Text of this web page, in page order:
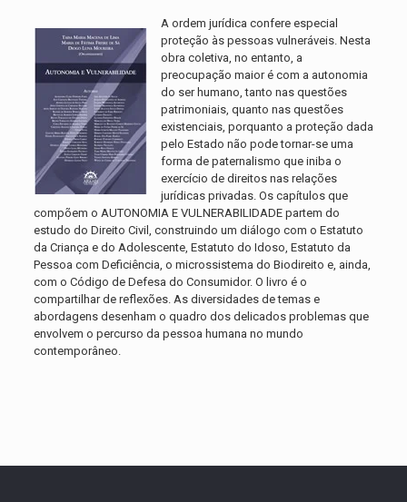
A ordem jurídica confere especial
proteção às pessoas vulneráveis. Nesta
obra coletiva, no entanto, a
preocupação maior é com a autonomia
do ser humano, tanto nas questões
patrimoniais, quanto nas questões
existenciais, porquanto a proteção dada
pelo Estado não pode tornar-se uma
forma de paternalismo que iniba o
exercício de direitos nas relações
jurídicas privadas. Os capítulos que
compõem o AUTONOMIA E VULNERABILIDADE partem do
estudo do Direito Civil, construindo um diálogo com o Estatuto
da Criança e do Adolescente, Estatuto do Idoso, Estatuto da
Pessoa com Deficiência, o microssistema do Biodireito e, ainda,
com o Código de Defesa do Consumidor. O livro é o
compartilhar de reflexões. As diversidades de temas e
abordagens desenham o quadro dos delicados problemas que
envolvem o percurso da pessoa humana no mundo
contemporâneo.